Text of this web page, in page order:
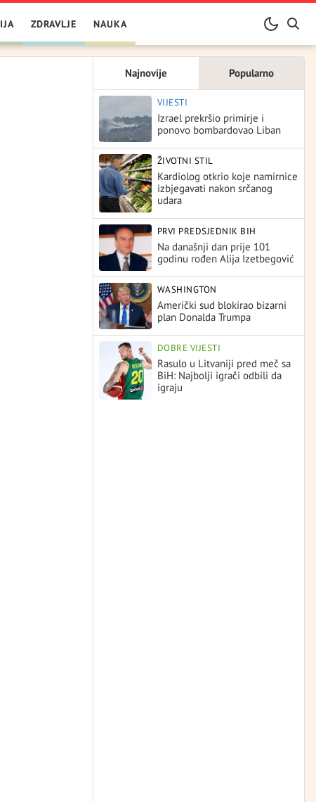
ZDRAVLJE NAUKA
Najnovije Popularno
VIJESTI
Izrael prekršio primirje i
ponovo bombardovao Liban
ŽIVOTNI STIL
Kardiolog otkrio koje namirnice
izbjegavati nakon srčanog
udara
PRVI PREDSJEDNIK BIH
Na današnji dan prije 101
godinu rođen Alija Izetbegović
WASHINGTON
Američki sud blokirao bizarni
plan Donalda Trumpa
DOBRE VIJESTI
Rasulo u Litvaniji pred meč sa
BiH: Najbolji igrači odbili da
igraju